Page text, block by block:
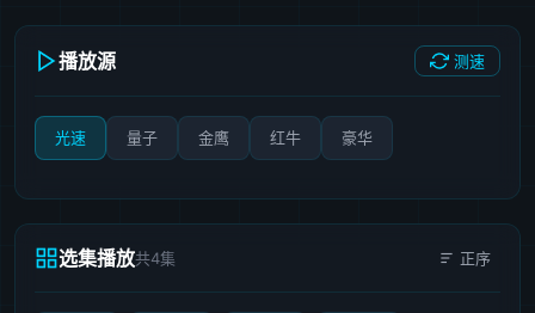
播放源 测速
光速 量子 金鹰 红牛 豪华
选集播放共4集 正序